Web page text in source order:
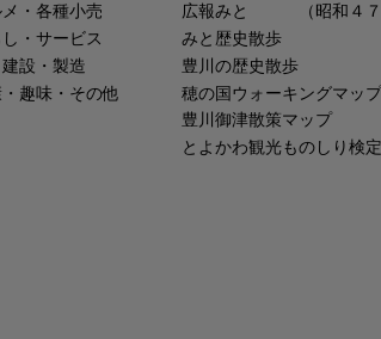
・各種小売
し・サービス
設・製造
趣味・その他
広報みと （昭和４７
みと歴史散歩 （
豊川の歴史散歩 （
穂の国ウォーキングマッ
豊川御津散策マップ
とよかわ観光ものしり検